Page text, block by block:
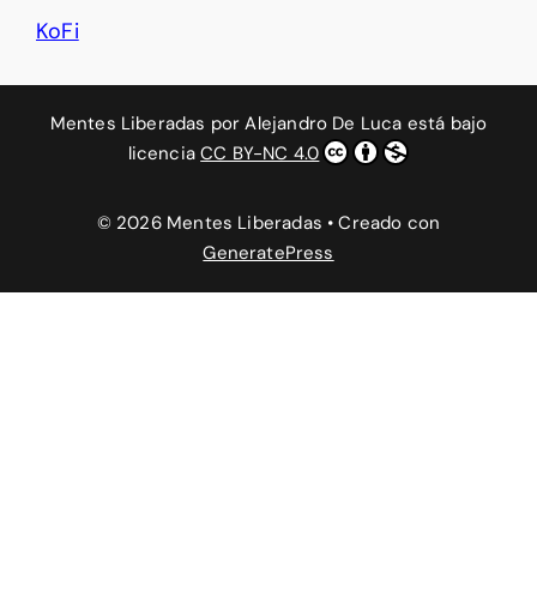
KoFi
Mentes Liberadas porAlejandro De Luca está bajo
licenciaCC BY-NC 4.0
© 2026 Mentes Liberadas • Creado con
GeneratePress